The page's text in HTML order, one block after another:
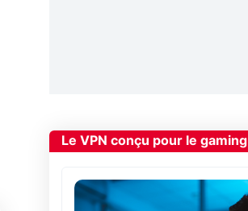
Le VPN conçu pour le gaming